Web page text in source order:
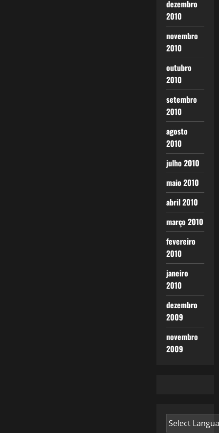
dezembro
2010
novembro
2010
outubro
2010
setembro
2010
agosto
2010
julho 2010
maio 2010
abril 2010
março 2010
fevereiro
2010
janeiro
2010
dezembro
2009
novembro
2009